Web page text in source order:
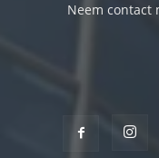
Neem contact